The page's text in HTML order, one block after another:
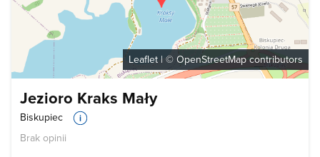
Leaflet | © OpenStreetMap contributors
Jezioro Kraks Mały
Biskupiec
Brak opinii